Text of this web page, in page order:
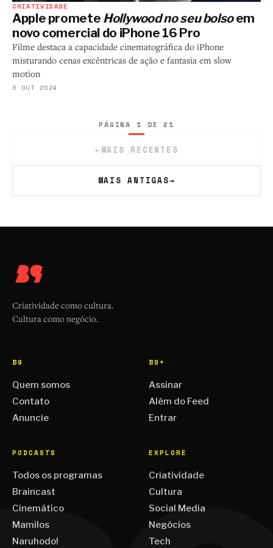
CRIATIVIDADE
Apple promete Hollywood no seu bolsoem
novo comercial do iPhone 16 Pro
Filme destaca a capacidade cinematográfica do iPhone
misturando cenas excêntricas de ação e fantasia em slow
motion
8 OUT 2024
←MAIS RECENTES
PÁGINA 1 DE 21
MAIS ANTIGAS→
Criatividade como cultura.
Cultura como negócio.
B9
Quem somos
Contato
Anuncie
B9+
Assinar
Além do Feed
Entrar
PODCASTS
Todos os programas
Braincast
Cinemático
Mamilos
Naruhodo!
EXPLORE
Criatividade
Cultura
Social Media
Negócios
Tech